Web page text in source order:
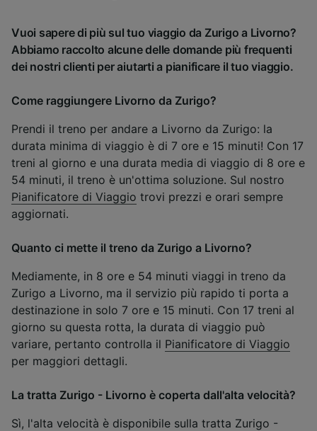
Vuoi sapere di più sul tuo viaggio da Zurigo a Livorno?
Abbiamo raccolto alcune delle domande più frequenti
dei nostri clienti per aiutarti a pianificare il tuo viaggio.
Come raggiungere Livorno da Zurigo?
Prendi il treno per andare a Livorno da Zurigo: la
durata minima di viaggio è di 7 ore e 15 minuti! Con 17
treni al giorno e una durata media di viaggio di 8 ore e
54 minuti, il treno è un'ottima soluzione. Sul nostro
Pianificatore di Viaggio trovi prezzi e orari sempre
aggiornati.
Quanto ci mette il treno da Zurigo a Livorno?
Mediamente, in 8 ore e 54 minuti viaggi in treno da
Zurigo a Livorno, ma il servizio più rapido ti porta a
destinazione in solo 7 ore e 15 minuti. Con 17 treni al
giorno su questa rotta, la durata di viaggio può
variare, pertanto controlla il Pianificatore di Viaggio
per maggiori dettagli.
La tratta Zurigo - Livorno è coperta dall'alta velocità?
Sì, l'alta velocità è disponibile sulla tratta Zurigo -